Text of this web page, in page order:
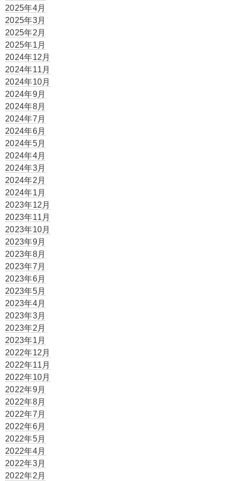
2025年4月
2025年3月
2025年2月
2025年1月
2024年12月
2024年11月
2024年10月
2024年9月
2024年8月
2024年7月
2024年6月
2024年5月
2024年4月
2024年3月
2024年2月
2024年1月
2023年12月
2023年11月
2023年10月
2023年9月
2023年8月
2023年7月
2023年6月
2023年5月
2023年4月
2023年3月
2023年2月
2023年1月
2022年12月
2022年11月
2022年10月
2022年9月
2022年8月
2022年7月
2022年6月
2022年5月
2022年4月
2022年3月
2022年2月